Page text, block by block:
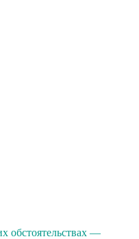
обстоятельствах —